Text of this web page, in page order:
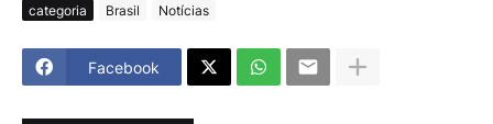
categoria Brasil Notícias
Facebook